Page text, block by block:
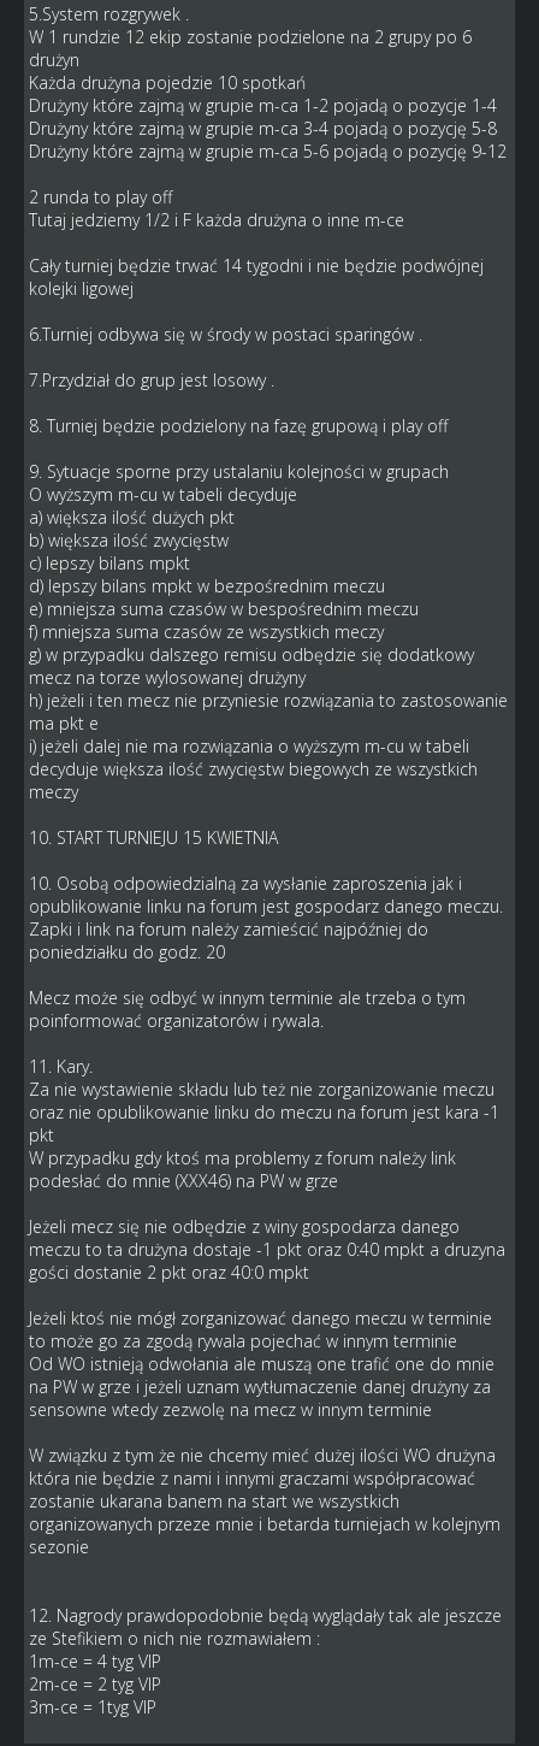
5.System rozgrywek .
W 1 rundzie 12 ekip zostanie podzielone na 2 grupy po 6
drużyn
Każda drużyna pojedzie 10 spotkań
Drużyny które zajmą w grupie m-ca 1-2 pojadą o pozycje 1-4
Drużyny które zajmą w grupie m-ca 3-4 pojadą o pozycję 5-8
Drużyny które zajmą w grupie m-ca 5-6 pojadą o pozycję 9-12
2 runda to play off
Tutaj jedziemy 1/2 i F każda drużyna o inne m-ce
Cały turniej będzie trwać 14 tygodni i nie będzie podwójnej
kolejki ligowej
6.Turniej odbywa się w środy w postaci sparingów .
7.Przydział do grup jest losowy .
8. Turniej będzie podzielony na fazę grupową i play off
9. Sytuacje sporne przy ustalaniu kolejności w grupach
O wyższym m-cu w tabeli decyduje
a) większa ilość dużych pkt
b) większa ilość zwycięstw
c) lepszy bilans mpkt
d) lepszy bilans mpkt w bezpośrednim meczu
e) mniejsza suma czasów w bespośrednim meczu
f) mniejsza suma czasów ze wszystkich meczy
g) w przypadku dalszego remisu odbędzie się dodatkowy
mecz na torze wylosowanej drużyny
h) jeżeli i ten mecz nie przyniesie rozwiązania to zastosowanie
ma pkt e
i) jeżeli dalej nie ma rozwiązania o wyższym m-cu w tabeli
decyduje większa ilość zwycięstw biegowych ze wszystkich
meczy
10. START TURNIEJU 15 KWIETNIA
10. Osobą odpowiedzialną za wysłanie zaproszenia jak i
opublikowanie linku na forum jest gospodarz danego meczu.
Zapki i link na forum należy zamieścić najpóźniej do
poniedziałku do godz. 20
Mecz może się odbyć w innym terminie ale trzeba o tym
poinformować organizatorów i rywala.
11. Kary.
Za nie wystawienie składu lub też nie zorganizowanie meczu
oraz nie opublikowanie linku do meczu na forum jest kara -1
pkt
W przypadku gdy ktoś ma problemy z forum należy link
podesłać do mnie (XXX46) na PW w grze
Jeżeli mecz się nie odbędzie z winy gospodarza danego
meczu to ta drużyna dostaje -1 pkt oraz 0:40 mpkt a druzyna
gości dostanie 2 pkt oraz 40:0 mpkt
Jeżeli ktoś nie mógł zorganizować danego meczu w terminie
to może go za zgodą rywala pojechać w innym terminie
Od WO istnieją odwołania ale muszą one trafić one do mnie
na PW w grze i jeżeli uznam wytłumaczenie danej drużyny za
sensowne wtedy zezwolę na mecz w innym terminie
W związku z tym że nie chcemy mieć dużej ilości WO drużyna
która nie będzie z nami i innymi graczami współpracować
zostanie ukarana banem na start we wszystkich
organizowanych przeze mnie i betarda turniejach w kolejnym
sezonie
12. Nagrody prawdopodobnie będą wyglądały tak ale jeszcze
ze Stefikiem o nich nie rozmawiałem :
1m-ce = 4 tyg VIP
2m-ce = 2 tyg VIP
3m-ce = 1tyg VIP